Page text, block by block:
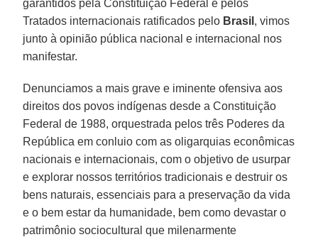
garantidos pela Constituição Federal e pelos
Tratados internacionais ratificados pelo Brasil , vimos
junto à opinião pública nacional e internacional nos
manifestar.
Denunciamos a mais grave e iminente ofensiva aos
direitos dos povos indígenas desde a Constituição
Federal de 1988, orquestrada pelos três Poderes da
República em conluio com as oligarquias econômicas
nacionais e internacionais, com o objetivo de usurpar
e explorar nossos territórios tradicionais e destruir os
bens naturais, essenciais para a preservação da vida
e o bem estar da humanidade, bem como devastar o
patrimônio sociocultural que milenarmente